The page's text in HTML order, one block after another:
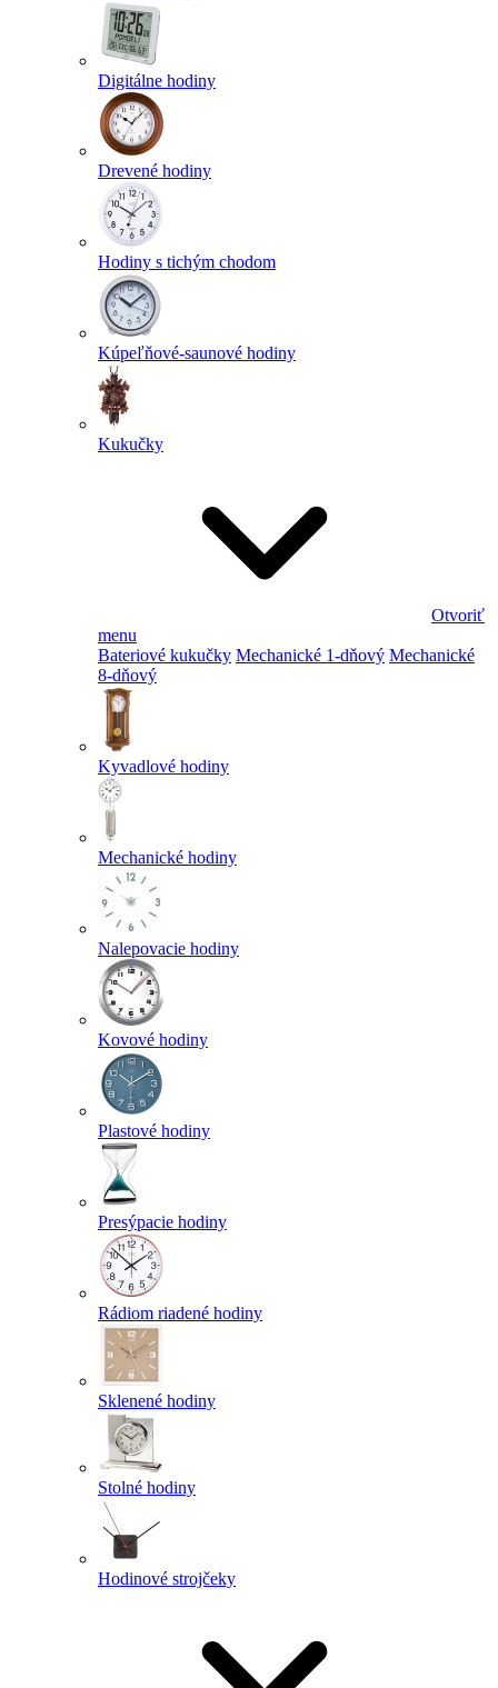
Digitálne hodiny
Drevené hodiny
Hodiny s tichým chodom
Kúpeľňové-saunové hodiny
Kukučky
Otvoriť
menu
Bateriové kukučky Mechanické 1-dňový Mechanické
8-dňový
Kyvadlové hodiny
Mechanické hodiny
Nalepovacie hodiny
Kovové hodiny
Plastové hodiny
Presýpacie hodiny
Rádiom riadené hodiny
Sklenené hodiny
Stolné hodiny
Hodinové strojčeky